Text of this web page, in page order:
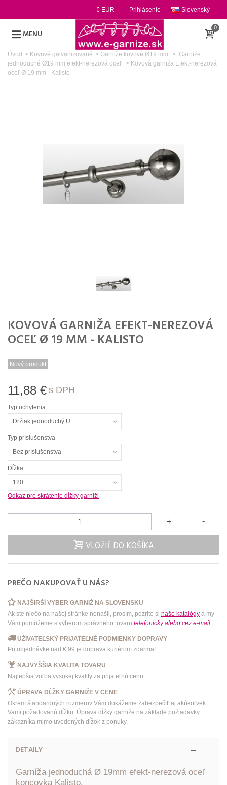
Slovenský
Prihlásenie
€ EUR
MENU
0
Úvod > Kovové galvanizované > Garniže kovové Ø19 mm > Garníže
jednoduché Ø19 mm efekt-nerezová oceľ > Kovová garniža Efekt-nerezová
oceľ Ø 19 mm - Kalisto
KOVOVÁ GARNIŽA EFEKT-NEREZOVÁ
OCEĽ Ø 19 MM - KALISTO
Nový produkt
11,88 € s DPH
Typ uchytenia
Držiak jednoduchý U
Typ príslušenstva
Bez príslušenstva
Dĺžka
120
Odkaz pre skrátenie dĺžky garniži
-
+
VLOŽIŤ DO KOŠÍKA
PREČO NAKUPOVAŤ U NÁS?
NAJŠIRŠÍ VYBER GARNIŽ NA SLOVENSKU
Ak ste niečo na našej stránke nenašli, prosím, pozrite si naše katalógy a my
Vám pomôžeme s výberom správneho tovaru telefonicky alebo cez e-mail
UŽÍVATEĽSKÝ PRIJATEĽNÉ PODMIENKY DOPRAVY
Pri objednávke nad € 99 je doprava kuriérom zdarma!
NAJVYŠŠIA KVALITA TOVARU
Najlepšia voľba vysokej kvality za prijateľnú cenu
ÚPRAVA DĹŽKY GARNIŽE V CENE
Okrem štandardných rozmerov Vám dokážeme zabezpečiť aj akúkoľvek
Vami požadovanú dĺžku. Úprava dĺžky garniže na základe požiadavky
zákazníka mimo uvedených dĺžok z ponuky.
DETAILY
Garníža jednoduchá Ø 19mm efekt-nerezová oceľ
koncovka Kalisto.